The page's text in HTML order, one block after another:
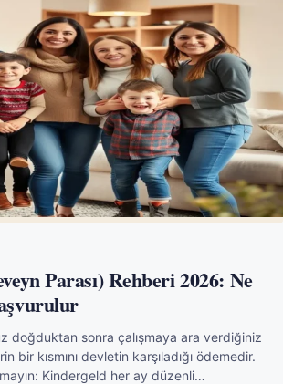
Parası) Rehberi 2026: Ne
doğduktan sonra çalışmaya ara verdiğiniz
bir kısmını devletin karşıladığı ödemedir.
Kindergeld her ay düzenli…